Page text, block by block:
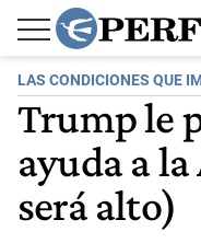
LAS CONDICIONES QUE
Trump le
ayuda a
será alto)